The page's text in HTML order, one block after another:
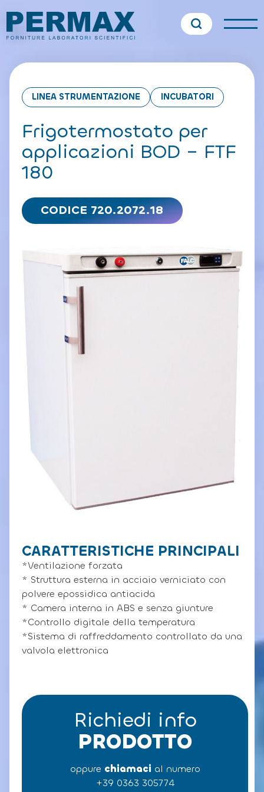
LINEA STRUMENTAZIONE INCUBATORI
Frigotermostato per
applicazioni BOD – FTF
180
CODICE 720.2072.18
CARATTERISTICHE PRINCIPALI
*Ventilazione forzata
* Struttura esterna in acciaio verniciato con
polvere epossidica antiacida
* Camera interna in ABS e senza giunture
*Controllo digitale della temperatura
*Sistema di raffreddamento controllato da una
valvola elettronica
Richiedi info
PRODOTTO
oppure chiamaci al numero
+39 0363 305774